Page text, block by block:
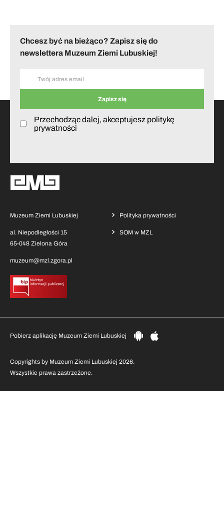
Chcesz być na bieżąco? Zapisz się do
newslettera Muzeum Ziemi Lubuskiej!
Przechodząc dalej, akceptujesz politykę
prywatności
Muzeum Ziemi Lubuskiej
al. Niepodległości 15
65-048 Zielona Góra
muzeum@mzl.zgora.pl
Polityka prywatności
SOM w MZL
Copyrights by Muzeum Ziemi Lubuskiej 2026.
Wszystkie prawa zastrzeżone.
Pobierz aplikację Muzeum Ziemi Lubuskiej